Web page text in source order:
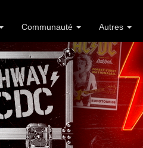
Communauté Autres